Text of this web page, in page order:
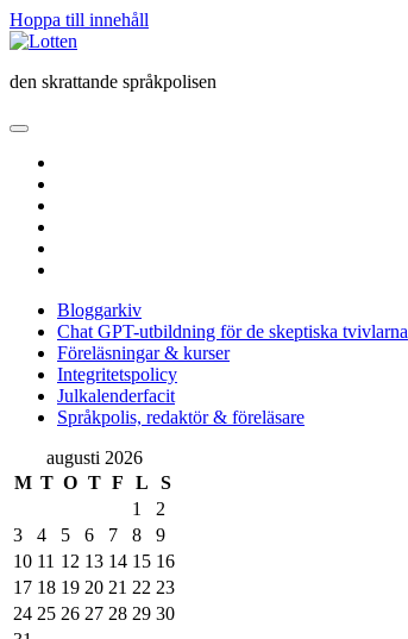
Hoppa till innehåll
Lotten
den skrattande språkpolisen
öppna
meny
Bloggarkiv
Chat GPT-utbildning för de skeptiska tvivlarna
Föreläsningar & kurser
Integritetspolicy
Julkalenderfacit
Språkpolis, redaktör & föreläsare
Sidopanel
augusti 2026
M T O T F L
S
1
2
3
4 5 6 7 8
9
10 11 12 13 14 15 16
17 18 19 20 21 22 23
24 25 26 27 28 29 30